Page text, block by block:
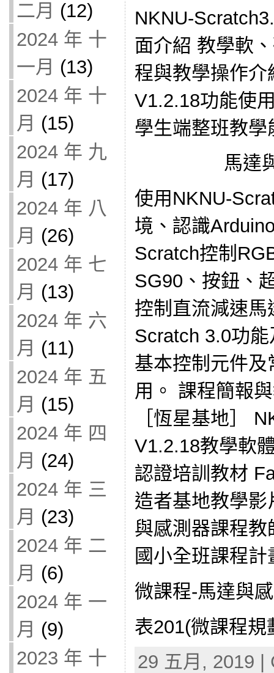
二月 (12)
2024 年 十
一月 (13)
2024 年 十
月 (15)
2024 年 九
月 (17)
2024 年 八
月 (26)
2024 年 七
月 (13)
2024 年 六
月 (11)
2024 年 五
月 (15)
2024 年 四
月 (24)
2024 年 三
月 (23)
2024 年 二
月 (6)
2024 年 一
月 (9)
2023 年 十
NKNU-
面介紹 教學軟
程與教學操作
V1.2.18功能使
學生端整班教
馬達
使用NKNU-
境、認識
Scratch控制
SG90、按鈕、
控制直流減速
Scratch 3.0功
基本控制元件
用。 課程簡報
［恆星基地］
V1.2.18教學軟
認證培訓教材
造者基地教學
與感測器課程
國小全班課程計
微課程-馬達與
表201(微課程
29 五月, 2019